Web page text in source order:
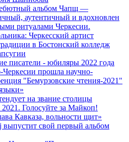
альбом Чапщ —
аутентичный и вдохновлен
ритуалами Черкесии.
Черкесский артист
в Бостонский колледж
писатели - юбиляры 2022 года
Черкесии прошла научно-
"Бемурзовские чтения-2021"
на звание столицы
2021. Голосуйте за Майкоп!
Кавказа, вольности щит»
выпустит свой первый альбом